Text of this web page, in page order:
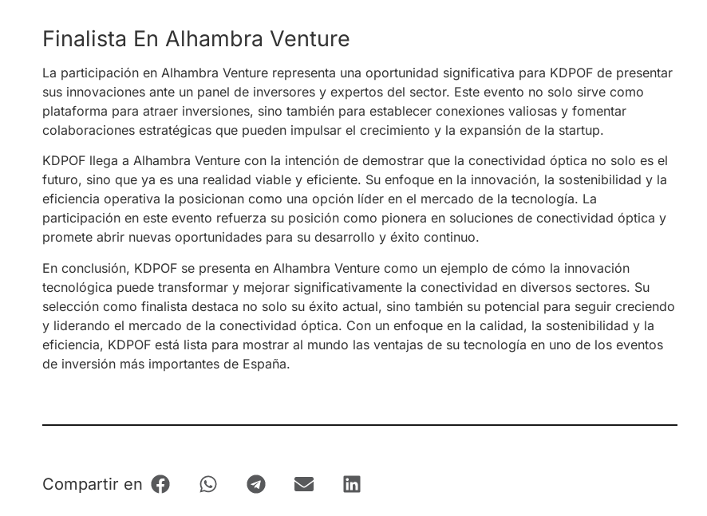
Finalista En Alhambra Venture
La participación en Alhambra Venture representa una oportunidad significativa para KDPOF de presentar
sus innovaciones ante un panel de inversores y expertos del sector. Este evento no solo sirve como
plataforma para atraer inversiones, sino también para establecer conexiones valiosas y fomentar
colaboraciones estratégicas que pueden impulsar el crecimiento y la expansión de la startup.
KDPOF llega a Alhambra Venture con la intención de demostrar que la conectividad óptica no solo es el
futuro, sino que ya es una realidad viable y eficiente. Su enfoque en la innovación, la sostenibilidad y la
eficiencia operativa la posicionan como una opción líder en el mercado de la tecnología. La
participación en este evento refuerza su posición como pionera en soluciones de conectividad óptica y
promete abrir nuevas oportunidades para su desarrollo y éxito continuo.
En conclusión, KDPOF se presenta en Alhambra Venture como un ejemplo de cómo la innovación
tecnológica puede transformar y mejorar significativamente la conectividad en diversos sectores. Su
selección como finalista destaca no solo su éxito actual, sino también su potencial para seguir creciendo
y liderando el mercado de la conectividad óptica. Con un enfoque en la calidad, la sostenibilidad y la
eficiencia, KDPOF está lista para mostrar al mundo las ventajas de su tecnología en uno de los eventos
de inversión más importantes de España.
Compartir en